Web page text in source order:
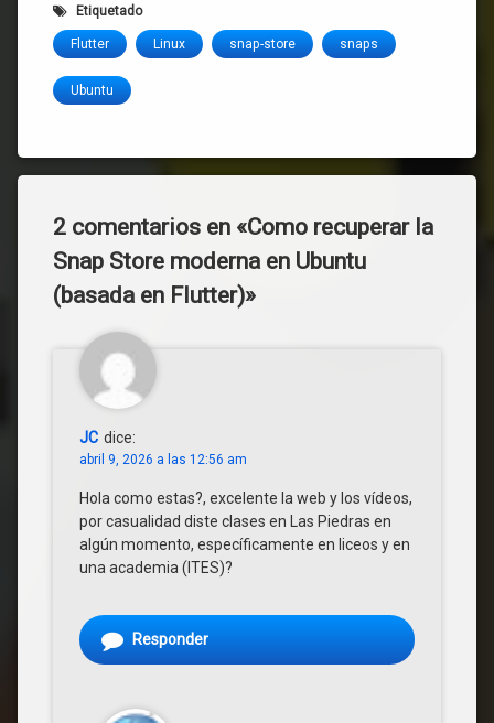
Etiquetado
Flutter Linux snap-store snaps
Ubuntu
2 comentarios en «Como recuperar la
Snap Store moderna en Ubuntu
(basada en Flutter)»
JC dice:
abril 9, 2026 a las 12:56 am
Hola como estas?, excelente la web y los vídeos,
por casualidad diste clases en Las Piedras en
algún momento, específicamente en liceos y en
una academia (ITES)?
Responder